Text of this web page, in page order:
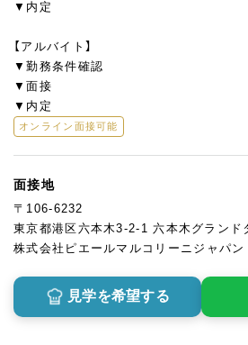
▼内定
【アルバイト】
▼勤務条件確認
▼面接
▼内定
オンライン面接可能
面接地
〒106-6232
東京都港区六本木3-2-1 六本木グランド
株式会社ピエールマルコリーニジャパン
見学を希望する